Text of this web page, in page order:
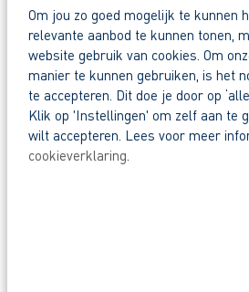
Om jou zo goed mogelijk te kunnen
relevante aanbod te kunnen tonen,
website gebruik van cookies. Om
manier te kunnen gebruiken, is het
te accepteren. Dit doe je door op
Klik op 'Instellingen' om zelf aan te
wilt accepteren. Lees voor meer
cookieverklaring.
Reageer nu op deze
Waarom solliciteren via AB
Snel naar een vast
Beoordeeld door
Opleidingsvoucher van
Deel deze vacature:
Solliciteer direct
Voornaam *